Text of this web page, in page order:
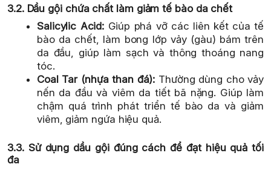
3.2. Dầu gội chứa chất làm giảm tế bào da chết
Salicylic Acid: Giúp phá vỡ các liên kết của tế
bào da chết, làm bong lớp vảy (gàu) bám trên
da đầu, giúp làm sạch và thông thoáng nang
tóc.
Coal Tar (nhựa than đá): Thường dùng cho vảy
nến da đầu và viêm da tiết bã nặng. Giúp làm
chậm quá trình phát triển tế bào da và giảm
viêm, giảm ngứa hiệu quả.
3.3. Sử dụng dầu gội đúng cách để đạt hiệu quả tối
đa